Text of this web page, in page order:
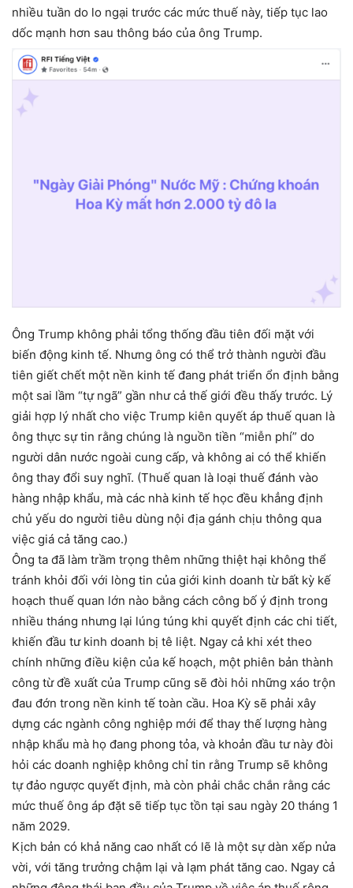
nhiều tuần do lo ngại trước các mức thuế này, tiếp tục lao
dốc mạnh hơn sau thông báo của ông Trump.
Ông Trump không phải tổng thống đầu tiên đối mặt với
biến động kinh tế. Nhưng ông có thể trở thành người đầu
tiên giết chết một nền kinh tế đang phát triển ổn định bằng
một sai lầm “tự ngã” gần như cả thế giới đều thấy trước. Lý
giải hợp lý nhất cho việc Trump kiên quyết áp thuế quan là
ông thực sự tin rằng chúng là nguồn tiền “miễn phí” do
người dân nước ngoài cung cấp, và không ai có thể khiến
ông thay đổi suy nghĩ. (Thuế quan là loại thuế đánh vào
hàng nhập khẩu, mà các nhà kinh tế học đều khẳng định
chủ yếu do người tiêu dùng nội địa gánh chịu thông qua
việc giá cả tăng cao.)
Ông ta đã làm trầm trọng thêm những thiệt hại không thể
tránh khỏi đối với lòng tin của giới kinh doanh từ bất kỳ kế
hoạch thuế quan lớn nào bằng cách công bố ý định trong
nhiều tháng nhưng lại lúng túng khi quyết định các chi tiết,
khiến đầu tư kinh doanh bị tê liệt. Ngay cả khi xét theo
chính những điều kiện của kế hoạch, một phiên bản thành
công từ đề xuất của Trump cũng sẽ đòi hỏi những xáo trộn
đau đớn trong nền kinh tế toàn cầu. Hoa Kỳ sẽ phải xây
dựng các ngành công nghiệp mới để thay thế lượng hàng
nhập khẩu mà họ đang phong tỏa, và khoản đầu tư này đòi
hỏi các doanh nghiệp không chỉ tin rằng Trump sẽ không
tự đảo ngược quyết định, mà còn phải chắc chắn rằng các
mức thuế ông áp đặt sẽ tiếp tục tồn tại sau ngày 20 tháng 1
năm 2029.
Kịch bản có khả năng cao nhất có lẽ là một sự dàn xếp nửa
vời, với tăng trưởng chậm lại và lạm phát tăng cao. Ngay cả